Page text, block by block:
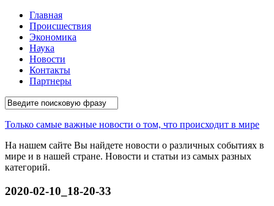
Главная
Происшествия
Экономика
Наука
Новости
Контакты
Партнеры
Только самые важные новости о том, что происходит в мире
На нашем сайте Вы найдете новости о различных событиях в
мире и в нашей стране. Новости и статьи из самых разных
категорий.
2020-02-10_18-20-33